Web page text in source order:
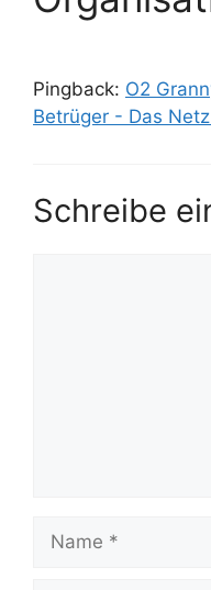
Pingback: O2
Betrüger - Das
Schreibe
Name